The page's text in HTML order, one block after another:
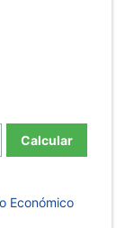
Calcular
Económico